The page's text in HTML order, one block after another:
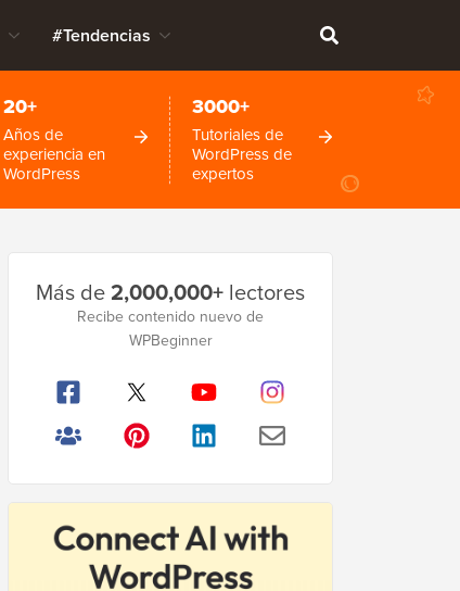
#Tendencias
20+
Años de
experiencia en
WordPress
3000+
Tutoriales de
WordPress de
expertos
lateral
Más de2,000,000+ lectores
Recibe contenido nuevo de
WPBeginner